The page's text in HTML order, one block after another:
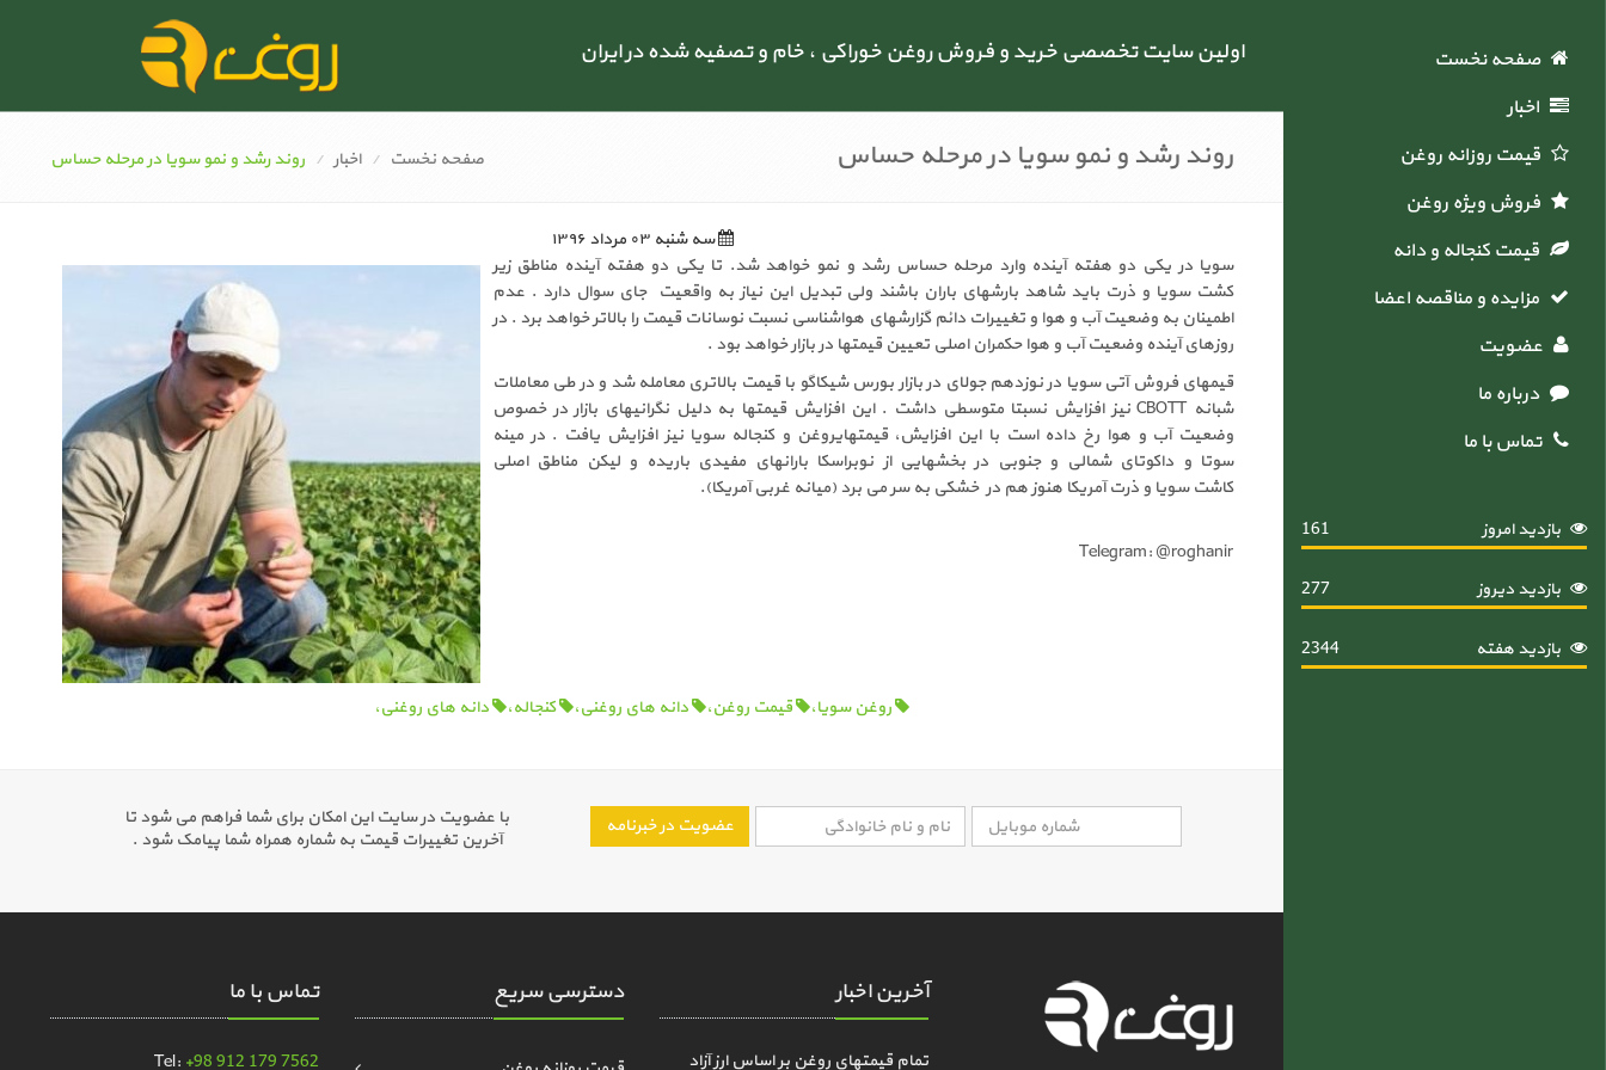
اولین سایت تخصصی خرید و فروش روغن خوراکی ، خام و تصفیه شده در ایران
صفحه نخست
اخبار
قیمت روزانه روغن
فروش ویژه روغن
قیمت کنجاله و دانه
مزایده و مناقصه اعضاء
عضویت
درباره ما
تماس با ما
بازدید امروز 161
بازدید دیروز 277
بازدید هفته 2344
روند رشد و نمو سویا در مرحله حساس صفحه نخست اخبار روند رشد و نمو سویا در مرحله حساس
سه شنبه ۰۳ مرداد ۱۳۹۶
سویا در یکی دو هفته آینده وارد مرحله حساس رشد و نمو خواهد شد. تا یکی دو هفته آینده مناطق زیر
کشت سویا و ذرت باید شاهد بارشهای باران باشند ولی تبدیل این نیاز به واقعیت جای سوال دارد . عدم
اطمینان به وضعیت آب و هوا و تغییرات دائم گزارشهای هواشناسی نسبت نوسانات قیمت را بالاتر خواهد برد . در
روزهای آینده وضعیت آب و هوا حکمران اصلی تعیین قیمتها در بازار خواهد بود .
قیمهای فروش آتی سویا در نوزدهم جولای در بازار بورس شیکاگو با قیمت بالاتری معامله شد و در طی معاملات
شبانه CBOTT نیز افزایش نسبتا متوسطی داشت . این افزایش قیمتها به دلیل نگرانیهای بازار در خصوص
وضعیت آب و هوا رخ داده است با این افزایش، قیمتهایروغن و کنجاله سویا نیز افزایش یافت . در مینه
سوتا و داکوتای شمالی و جنوبی در بخشهایی از نوبراسکا بارانهای مفیدی باریده و لیکن مناطق اصلی
کاشت سویا و ذرت آمریکا هنوز هم در خشکی به سر می برد (میانه غربی آمریکا).
Telegram: @roghanir
روغن سویا، قیمت روغن، دانه های روغنی، کنجاله، دانه های روغنی،
عضویت در خبرنامه
با عضویت در سایت این امکان برای شما فراهم می شود تا
آخرین تغییرات قیمت به شماره همراه شما پیامک شود .
آخرین اخبار
تمام قیمتهای روغن بر اساس ارز آزاد
دسترسی سریع تماس با ما
Tel: +98 912 179 7562